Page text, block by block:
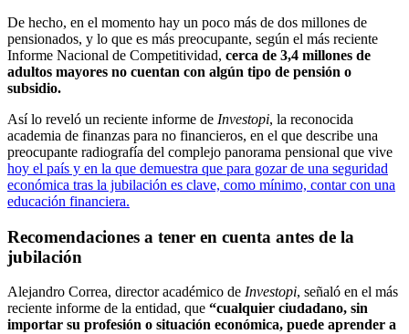
De hecho, en el momento hay un poco más de dos millones de
pensionados, y lo que es más preocupante, según el más reciente
Informe Nacional de Competitividad, cerca de 3,4 millones de
adultos mayores no cuentan con algún tipo de pensión o
subsidio.
Así lo reveló un reciente informe de Investopi, la reconocida
academia de finanzas para no financieros, en el que describe una
preocupante radiografía del complejo panorama pensional que vive
hoy el país y en la que demuestra que para gozar de una seguridad
económica tras la jubilación es clave, como mínimo, contar con una
educación financiera.
Recomendaciones a tener en cuenta antes de la
jubilación
Alejandro Correa, director académico de Investopi, señaló en el más
reciente informe de la entidad, que “cualquier ciudadano, sin
importar su profesión o situación económica, puede aprender a